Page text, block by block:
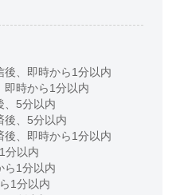
後、即時から1分以内
即時から1分以内
、5分以内
後、5分以内
後、即時から1分以内
分以内
ら1分以内
1分以内